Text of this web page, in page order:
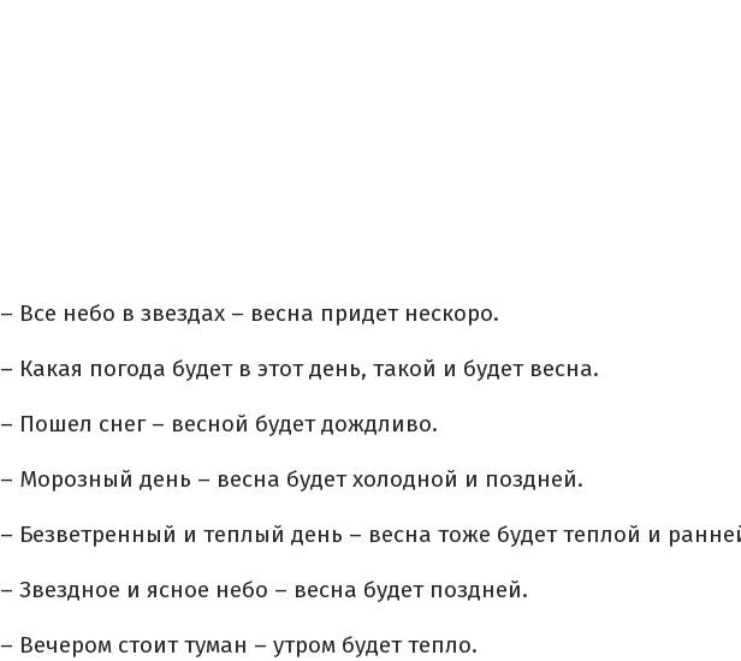
– Все небо в звездах – весна придет нескоро.
– Какая погода будет в этот день, такой и будет весна.
– Пошел снег – весной будет дождливо.
– Морозный день – весна будет холодной и поздней.
– Безветренный и теплый день – весна тоже будет теплой и
– Звездное и ясное небо – весна будет поздней.
– Вечером стоит туман – утром будет тепло.